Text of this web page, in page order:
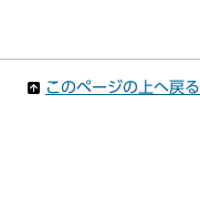
このページの上へ戻る